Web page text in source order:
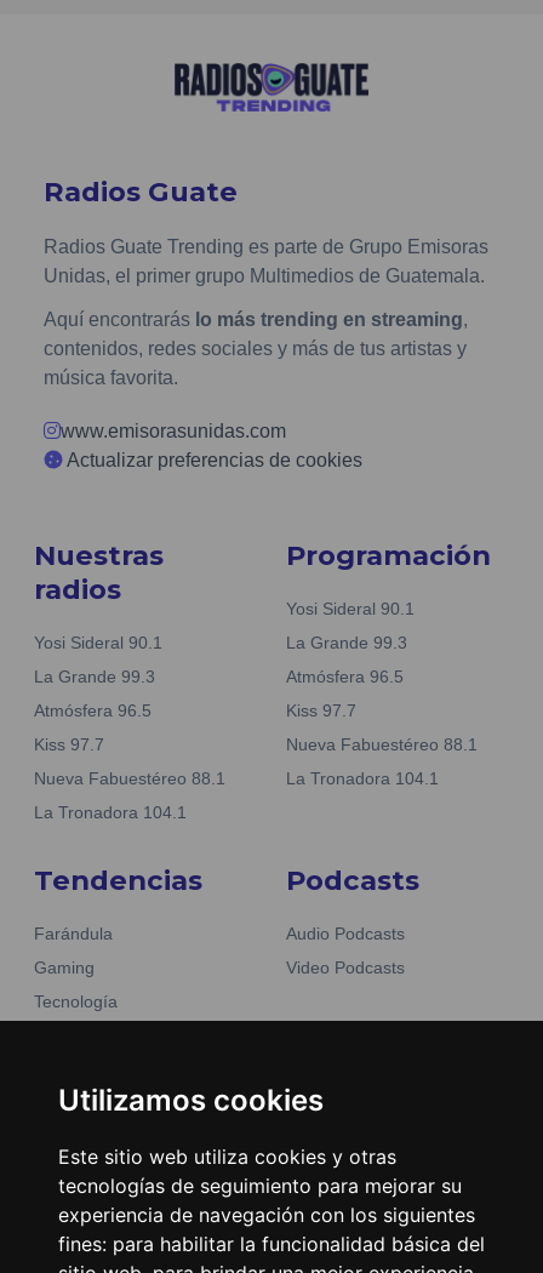
Utilizamos cookies
Este sitio web utiliza cookies y otras
tecnologías de seguimiento para mejorar su
experiencia de navegación con los siguientes
fines: para habilitar la funcionalidad básica del
Radios Guate
Radios Guate Trending es parte de Grupo Emisoras
Unidas, el primer grupo Multimedios de Guatemala.
Aquí encontrarás lo más trending en streaming,
contenidos, redes sociales y más de tus artistas y
música favorita.
www.emisorasunidas.com
Actualizar preferencias de cookies
Nuestras
radios
Yosi Sideral 90.1
La Grande 99.3
Atmósfera 96.5
Kiss 97.7
Nueva Fabuestéreo 88.1
La Tronadora 104.1
Programación
Yosi Sideral 90.1
La Grande 99.3
Atmósfera 96.5
Kiss 97.7
Nueva Fabuestéreo 88.1
La Tronadora 104.1
Tendencias
Farándula
Gaming
Tecnología
Noticias
Podcasts
Audio Podcasts
Video Podcasts
Emisoras Unidas
Encuéntranos
Contacto